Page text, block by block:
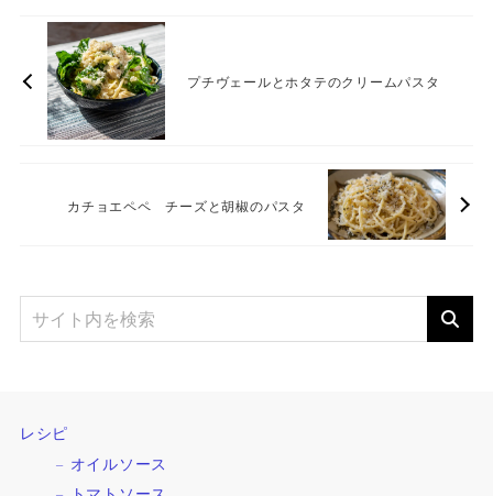
プチヴェールとホタテのクリームパスタ
カチョエペペ チーズと胡椒のパスタ
レシピ
オイルソース